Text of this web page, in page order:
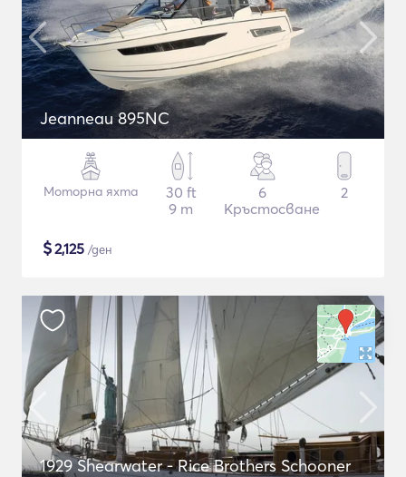
Jeanneau 895NC
Моторна яхта
30 ft
9 m
6
Кръстосване
2
$2,125 /ден
1929 Shearwater - Rice Brothers Schooner